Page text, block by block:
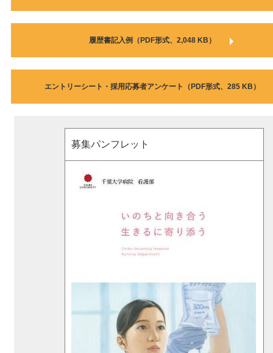
履歴書記入例（PDF形式、2,048 KB）
エントリーシート・採用応募者アンケート（PDF形式、285 KB）
募集パンフレット